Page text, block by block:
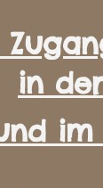
in der